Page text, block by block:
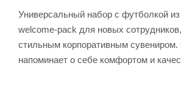
Универсальный набор с футболкой
welcome-pack для новых
стильным корпоративным
напоминает о себе комфортом и